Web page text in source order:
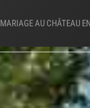
MARIAGE AU CHÂTEAU